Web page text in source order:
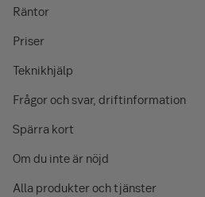
Räntor
Priser
Teknikhjälp
Frågor och svar, driftinformation
Spärra kort
Om du inte är nöjd
Alla produkter och tjänster